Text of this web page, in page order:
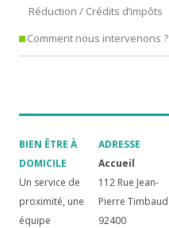
Réduction / Crédits d’impôts
Comment nous intervenons ?
BIEN ÊTRE À
DOMICILE
Un service de
proximité, une
équipe
ADRESSE
Accueil
112 Rue Jean-
Pierre Timbaud
92400